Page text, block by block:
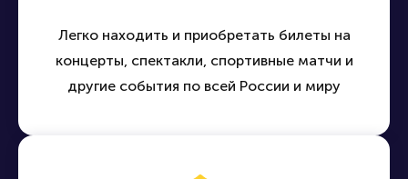
Легко находить и приобретать билеты на
концерты, спектакли, спортивные матчи и
другие события по всей России и миру